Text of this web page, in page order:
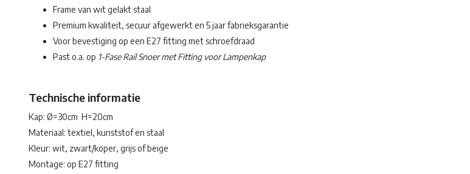
Frame van wit gelakt staal
Premium kwaliteit, secuur afgewerkt en 5 jaar fabrieksgarantie
Voor bevestiging op een E27 fitting met schroefdraad
Past o.a. op 1-Fase Rail Snoer met Fitting voor Lampenkap
Technische informatie
Kap: Ø=30cm H=20cm
Materiaal: textiel, kunststof en staal
Kleur: wit, zwart/koper, grijs of beige
Montage: op E27 fitting